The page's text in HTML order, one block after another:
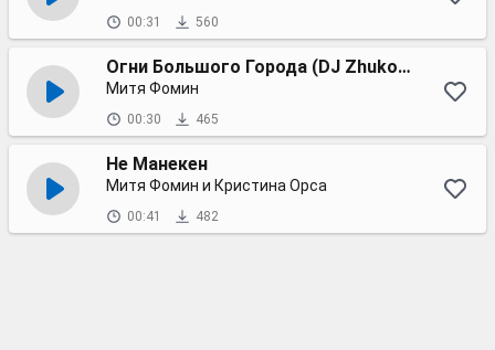
00:31 560
Огни Большого Города (DJ Zhukovsky Remix)
Митя Фомин
00:30 465
Не Манекен
Митя Фомин и Кристина Орса
00:41 482